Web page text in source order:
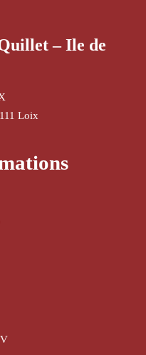
– Ile de
Loix